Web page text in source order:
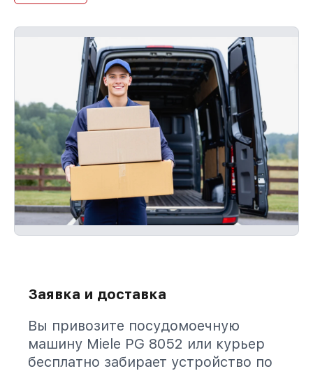
Заявка и доставка
Вы привозите посудомоечную
машину Miele PG 8052 или курьер
бесплатно забирает устройство по